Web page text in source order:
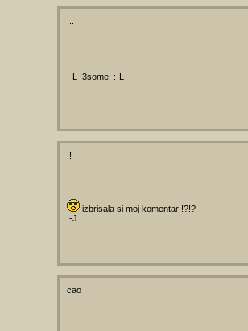
:-L :3some: :-L
!!
izbrisala si moj komentar !?!?
:-J
cao